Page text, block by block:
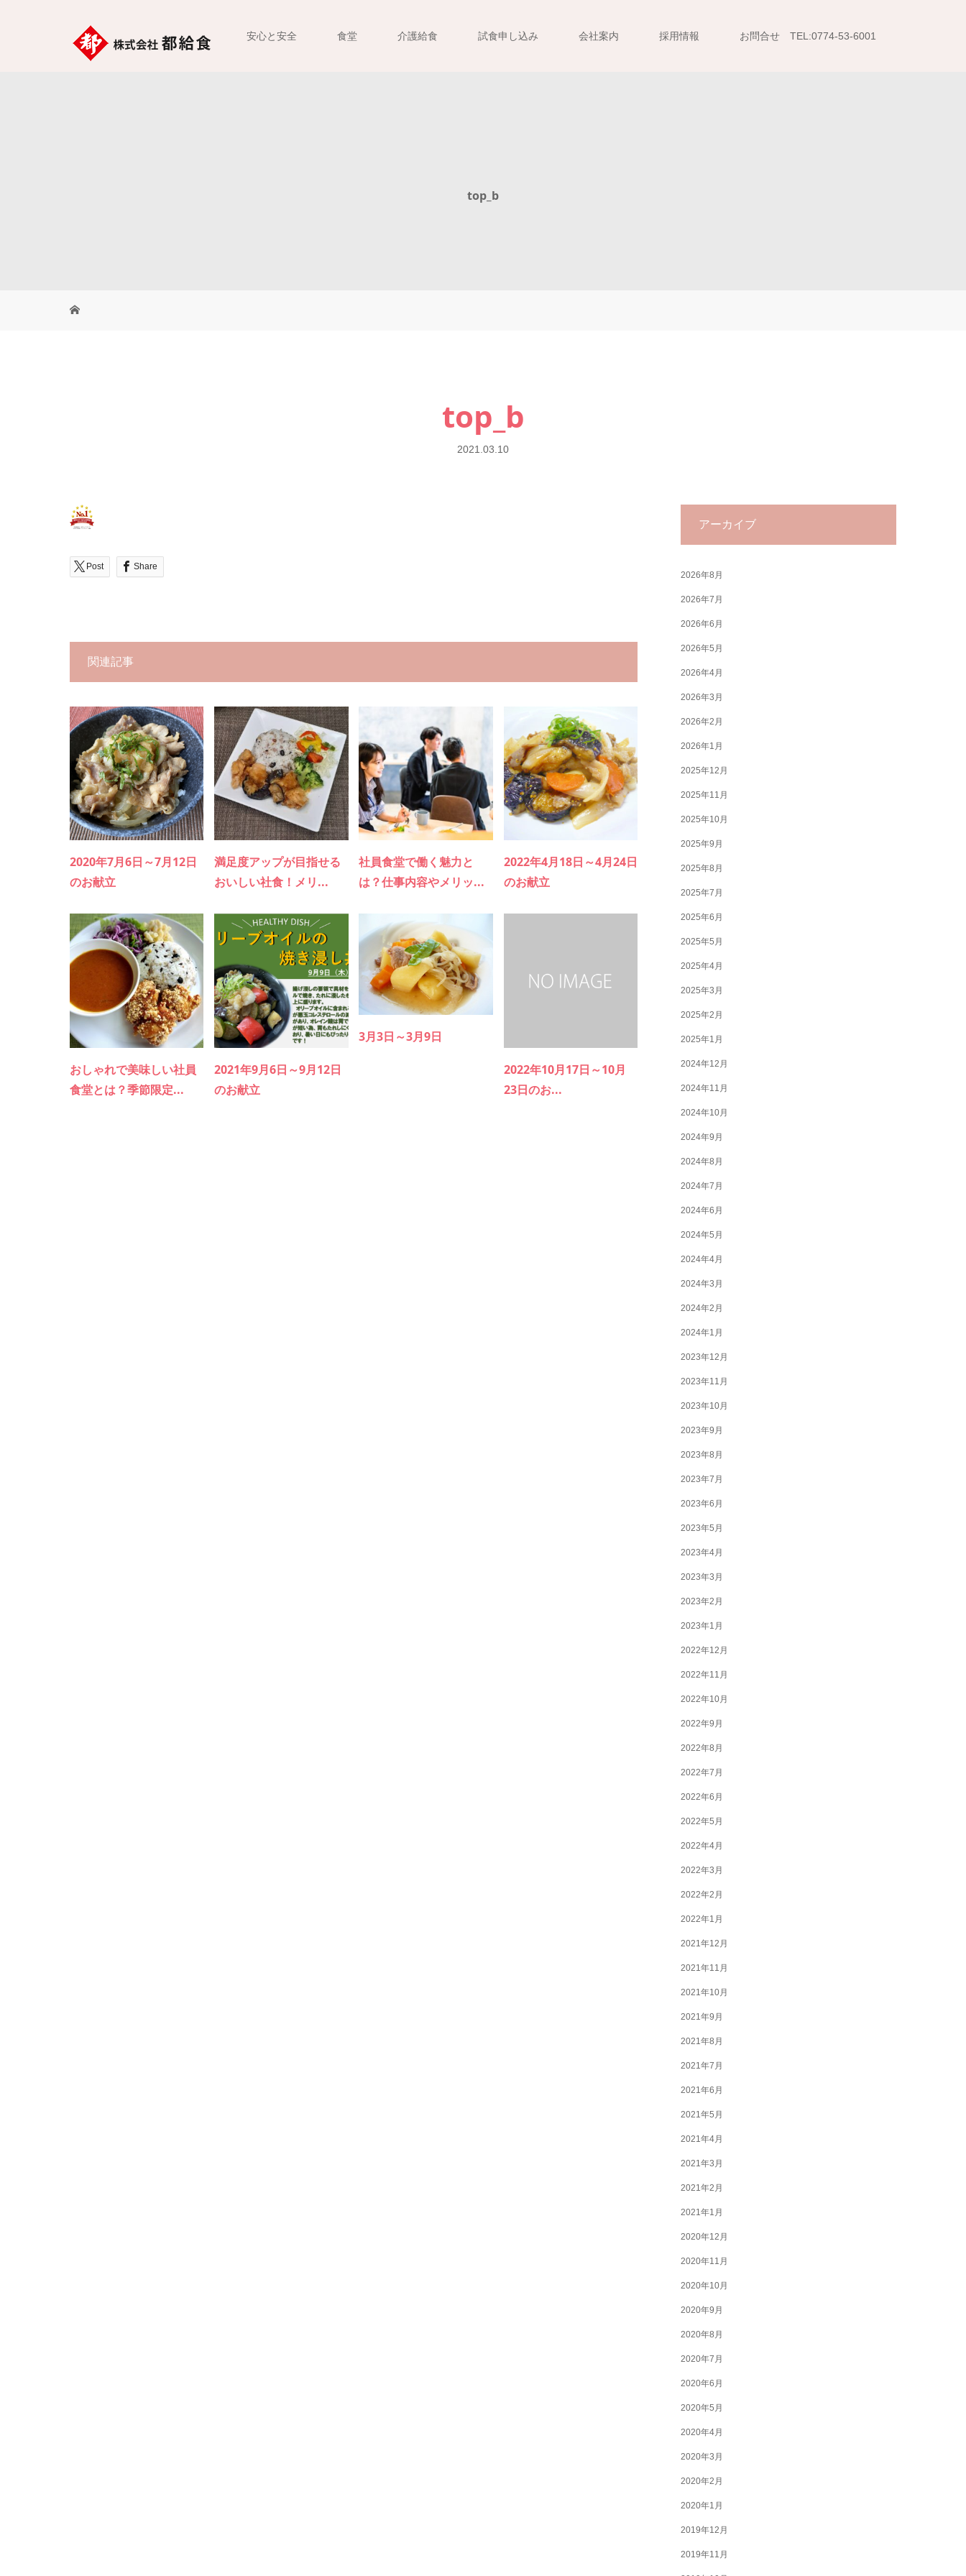
安心と安全 食堂 介護給食 試食申し込み 会社案内 採用情報 お問合せ TEL:0774-53-6001
top_b
top_b
2021.03.10
Post Share
関連記事
2020年7月6日～7月12日
のお献立
満足度アップが目指せる
おいしい社食！メリ...
社員食堂で働く魅力と
は？仕事内容やメリッ...
2022年4月18日～4月24日
のお献立
おしゃれで美味しい社員
食堂とは？季節限定...
2021年9月6日～9月12日
のお献立
3月3日～3月9日
2022年10月17日～10月
23日のお...
アーカイブ
2026年8月
2026年7月
2026年6月
2026年5月
2026年4月
2026年3月
2026年2月
2026年1月
2025年12月
2025年11月
2025年10月
2025年9月
2025年8月
2025年7月
2025年6月
2025年5月
2025年4月
2025年3月
2025年2月
2025年1月
2024年12月
2024年11月
2024年10月
2024年9月
2024年8月
2024年7月
2024年6月
2024年5月
2024年4月
2024年3月
2024年2月
2024年1月
2023年12月
2023年11月
2023年10月
2023年9月
2023年8月
2023年7月
2023年6月
2023年5月
2023年4月
2023年3月
2023年2月
2023年1月
2022年12月
2022年11月
2022年10月
2022年9月
2022年8月
2022年7月
2022年6月
2022年5月
2022年4月
2022年3月
2022年2月
2022年1月
2021年12月
2021年11月
2021年10月
2021年9月
2021年8月
2021年7月
2021年6月
2021年5月
2021年4月
2021年3月
2021年2月
2021年1月
2020年12月
2020年11月
2020年10月
2020年9月
2020年8月
2020年7月
2020年6月
2020年5月
2020年4月
2020年3月
2020年2月
2020年1月
2019年12月
2019年11月